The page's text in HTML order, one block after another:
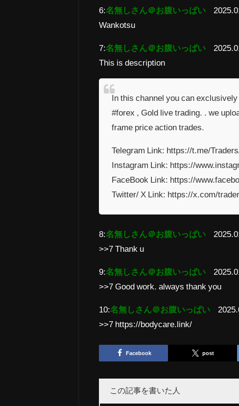
6:名無しさん＠お腹いっぱい
Wankotsu
7:名無しさん＠お腹いっぱい
This is description
In this channel you can
#forex , Gold live trading. . we
frame price action trades.
Telegram Link: https://t.me/
Instagram Link: https://
FaceBook Link: https://
Twitter/ X Link: https://x.com/
8:名無しさん＠お腹いっぱい
>>7 Thank u
9:名無しさん＠お腹いっぱい
>>7 Good work. always thank you
10:名無しさん＠お腹いっぱい
>>7 https://bodycare.link/
Facebook post
この記事を書いた人